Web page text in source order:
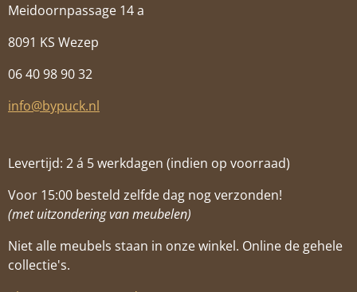
Meidoornpassage 14 a
8091 KS Wezep
06 40 98 90 32
info@bypuck.nl
Levertijd: 2 á 5 werkdagen (indien op voorraad)
Voor 15:00 besteld zelfde dag nog verzonden!
(met uitzondering van meubelen)
Niet alle meubels staan in onze winkel. Online de gehele
collectie's.